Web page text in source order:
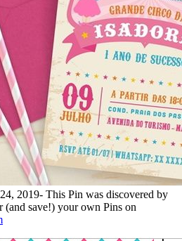
2019- This Pin was discovered by
save!) your own Pins on